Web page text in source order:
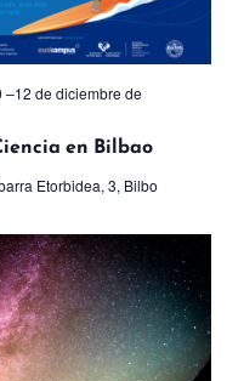
–12 de diciembre de
en Bilbao
Etorbidea, 3, Bilbo